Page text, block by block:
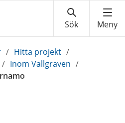
/ Hitta projekt /
/ Inom Vallgraven /